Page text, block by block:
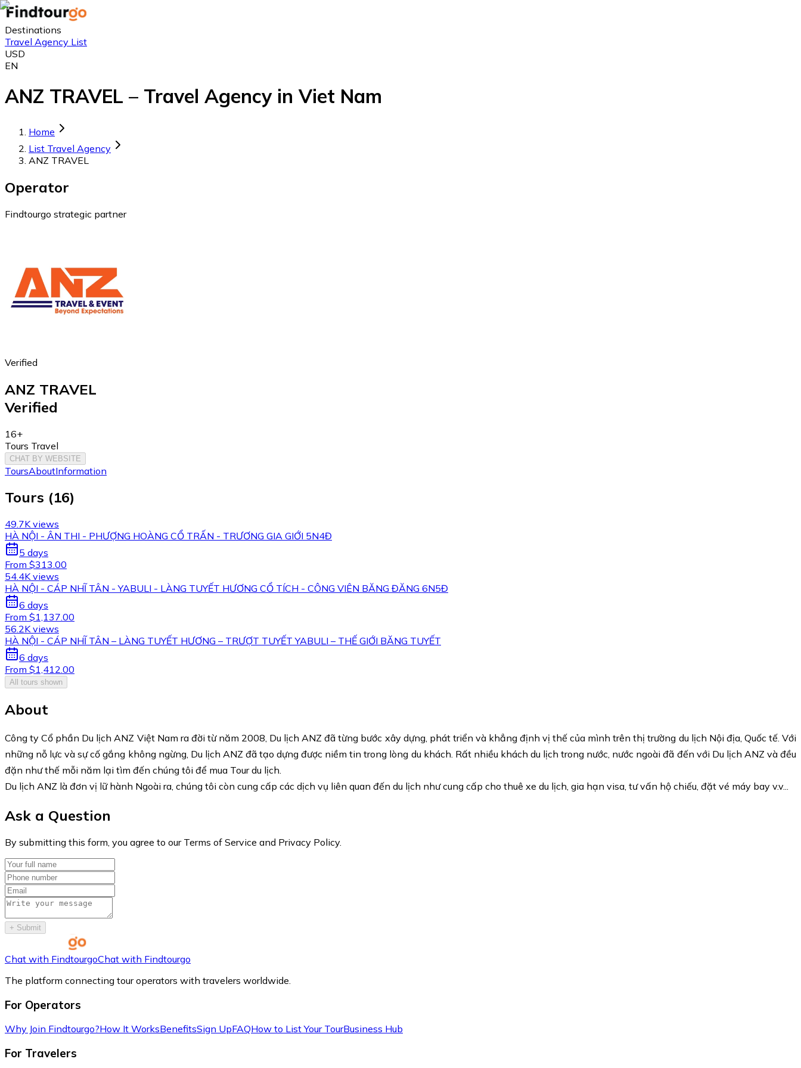
Destinations
Travel Agency List
USD
EN
ANZ TRAVEL – Travel Agency in Viet Nam
Home
List Travel Agency
ANZ TRAVEL
Operator
Findtourgo strategic partner
Verified
ANZ TRAVEL
Verified
16+
Tours Travel
CHAT BY WEBSITE
ToursAboutInformation
Tours (16)
49.7K views
HÀ NỘI - ÂN THI - PHƯỢNG HOÀNG CỔ TRẤN - TRƯƠNG GIA GIỚI 5N4Đ
5 days
From $313.00
54.4K views
HÀ NỘI - CÁP NHĨ TÂN - YABULI - LÀNG TUYẾT HƯƠNG CỔ TÍCH - CÔNG VIÊN BĂNG ĐĂNG 6N5Đ
6 days
From $1,137.00
56.2K views
HÀ NỘI - CÁP NHĨ TÂN – LÀNG TUYẾT HƯƠNG – TRƯỢT TUYẾT YABULI – THẾ GIỚI BĂNG TUYẾT
6 days
From $1,412.00
All tours shown
About
Công ty Cổ phần Du lịch ANZ Việt Nam ra đời từ năm 2008, Du lịch ANZ đã từng bước xây dựng, phát triển và khẳng định vị thế của mình trên thị trường du lịch Nội địa, Quốc tế. Với
những nỗ lực và sự cố gắng không ngừng, Du lịch ANZ đã tạo dựng được niềm tin trong lòng du khách. Rất nhiều khách du lịch trong nước, nước ngoài đã đến với Du lịch ANZ và đều
đặn như thế mỗi năm lại tìm đến chúng tôi để mua Tour du lịch.
Du lịch ANZ là đơn vị lữ hành Ngoài ra, chúng tôi còn cung cấp các dịch vụ liên quan đến du lịch như cung cấp cho thuê xe du lịch, gia hạn visa, tư vấn hộ chiếu, đặt vé máy bay v.v...
Ask a Question
By submitting this form, you agree to our Terms of Service and Privacy Policy.
+ Submit
Chat with FindtourgoChat with Findtourgo
The platform connecting tour operators with travelers worldwide.
For Operators
Why Join Findtourgo?How It WorksBenefitsSign UpFAQHow to List Your TourBusiness Hub
For Travelers